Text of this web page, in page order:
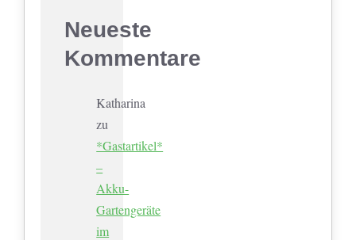
Neueste
Kommentare
Katharina
zu
*Gastartikel*
–
Akku-
Gartengeräte
im